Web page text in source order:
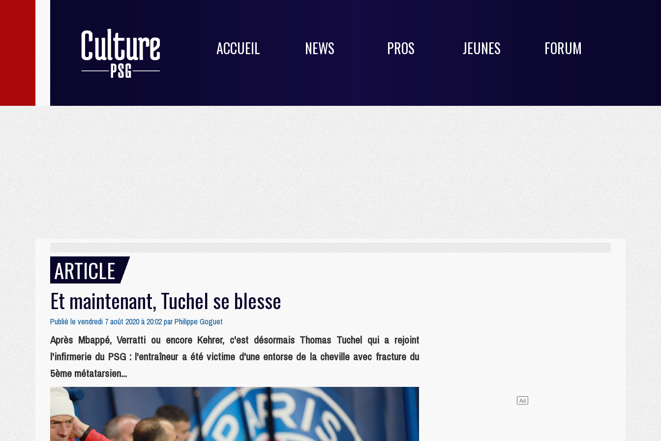
ACCUEIL NEWS PROS JEUNES FORUM
ARTICLE
Et maintenant, Tuchel se blesse
Publié le vendredi 7 août 2020 à 20:02 parPhilippe Goguet
Après Mbappé, Verratti ou encore Kehrer, c'est désormais Thomas Tuchel qui a rejoint
l'infirmerie du PSG : l'entraîneur a été victime d'une entorse de la cheville avec fracture du
5ème métatarsien...